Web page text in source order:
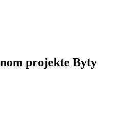
projekte Byty